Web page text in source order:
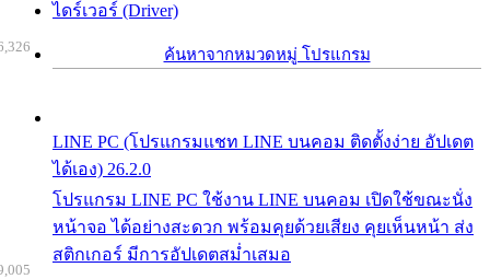
ไดร์เวอร์ (Driver)
ค้นหาจากหมวดหมู่ โปรแกรม
LINE PC (โปรแกรมแชท LINE บนคอม ติดตั้งง่าย อัปเดต
ได้เอง) 26.2.0
โปรแกรม LINE PC ใช้งาน LINE บนคอม เปิดใช้ขณะนั่ง
หน้าจอ ได้อย่างสะดวก พร้อมคุยด้วยเสียง คุยเห็นหน้า ส่ง
สติกเกอร์ มีการอัปเดตสม่ำเสมอ